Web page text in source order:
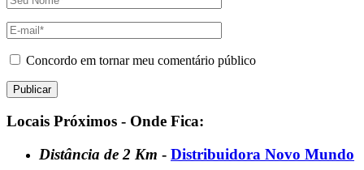
Concordo em tornar meu comentário público
Locais Próximos - Onde Fica:
Distância de 2 Km - Distribuidora Novo Mundo